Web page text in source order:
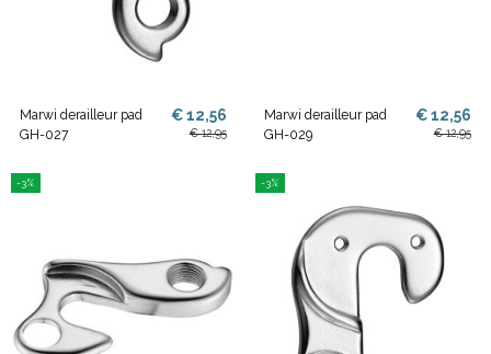
Marwi derailleur pad
GH-027
€ 12,56
€ 12,95
Marwi derailleur pad
GH-029
€ 12,56
€ 12,95
-3% -3%